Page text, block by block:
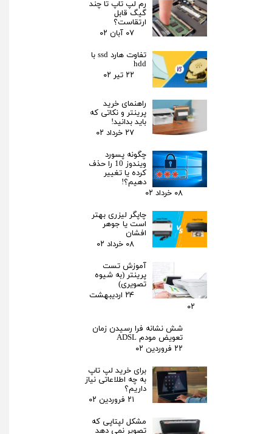
رم لپ تاپ تا چند
گیگ قابل
ارتقاست؟
۰۷ آبان ۰۲
تفاوت هارد ssd با
hdd
۲۲ تیر ۰۲
راهنمای خرید
پرینتر و نکاتی که
باید بدانید!
۲۷ خرداد ۰۲
چگونه پسورد
ویندوز 10 را حذف
کرده یا تغییر
دهیم؟!
۰۸ خرداد ۰۲
چاپگر لیزری بهتر
است یا جوهر
افشان
۰۸ خرداد ۰۲
آموزش تست
پرینتر (به شیوه
تصویری)
۲۴ اردیبهشت
۰۲
شش نشانه فرا رسیدن زمان
تعویض مودم ADSL
۲۲ فروردین ۰۲
برای خرید لپ تاپ
به چه اطلاعاتی نیاز
داریم؟
۲۱ فروردین ۰۲
مشکل لپتاپی که
تصویر نمی دهد